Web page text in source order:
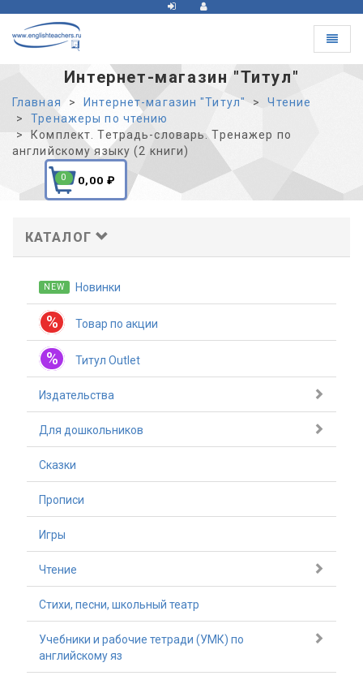
Toggle
Интернет-магазин "Титул"
Главная Интернет-магазин "Титул"
Чтение
Тренажеры по чтению
Комплект. Тетрадь-словарь. Тренажер по
английскому языку (2 книги)
0 0,00 ₽
КАТАЛОГ
NEW Новинки
% Товар по акции
% Титул Outlet
Издательства
Для дошкольников
Сказки
Прописи
Игры
Чтение
Стихи, песни, школьный театр
Учебники и рабочие тетради (УМК) по
английскому яз